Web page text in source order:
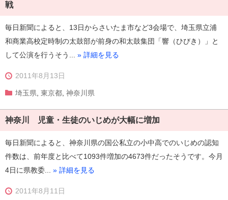
戦
毎日新聞によると、13日からさいたま市など3会場で、埼玉県立浦
和商業高校定時制の太鼓部が前身の和太鼓集団「響（ひびき）」と
して公演を行うそう... » 詳細を見る
2011年8月13日
埼玉県 東京都 神奈川県
神奈川 児童・生徒のいじめが大幅に増加
毎日新聞によると、神奈川県の国公私立の小中高でのいじめの認知
件数は、前年度と比べて1093件増加の4673件だったそうです。今月
4日に県教委... » 詳細を見る
2011年8月11日